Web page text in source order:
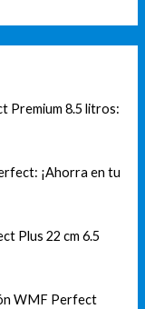
Premium 8.5 litros:
¡Ahorra en tu
Plus 22 cm 6.5
WMF Perfect